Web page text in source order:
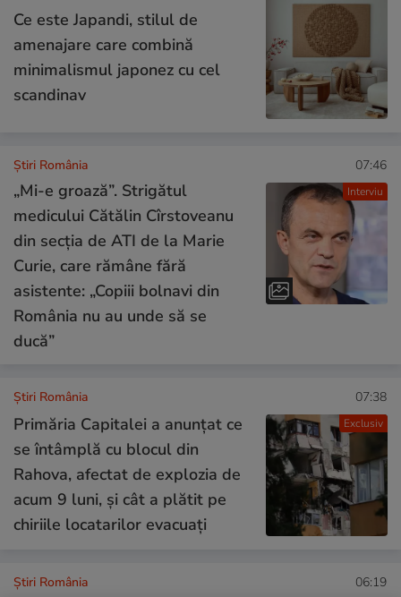
Ce este Japandi, stilul de
amenajare care combină
minimalismul japonez cu cel
scandinav
Interviu
Știri România 07:46
„Mi-e groază”. Strigătul
medicului Cătălin Cîrstoveanu
din secția de ATI de la Marie
Curie, care rămâne fără
asistente: „Copiii bolnavi din
România nu au unde să se
ducă”
Exclusiv
Știri România 07:38
Primăria Capitalei a anunțat ce
se întâmplă cu blocul din
Rahova, afectat de explozia de
acum 9 luni, și cât a plătit pe
chiriile locatarilor evacuați
Știri România 06:19